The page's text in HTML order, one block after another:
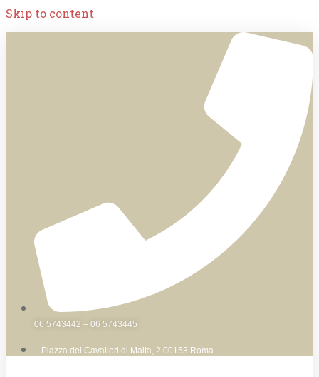
Skip to content
06 5743442 – 06 5743445
Piazza dei Cavalieri di Malta, 2 00153 Roma